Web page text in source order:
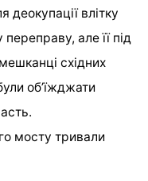
деокупації влітку
але її під
східних
обʼїжджати
мосту тривали